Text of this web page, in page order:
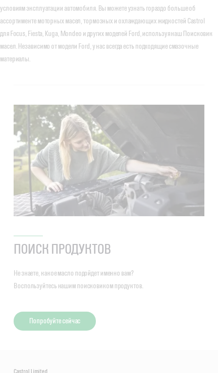
условиям эксплуатации автомобиля. Вы можете узнать гораздо больше об
ассортименте моторных масел, тормозных и охлаждающих жидкостей Castrol
для Focus, Fiesta, Kuga, Mondeo и других моделей Ford, используя наш Поисковик
масел. Независимо от модели Ford, у нас всегда есть подходящие смазочные
материалы.
ПОИСК ПРОДУКТОВ
Не знаете, какое масло подойдет именно вам?
Воспользуйтесь нашим поисковиком продуктов.
Попробуйте сейчас
Castrol Limited